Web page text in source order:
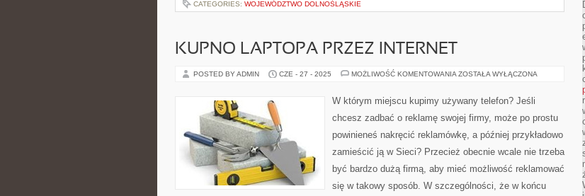
CATEGORIES: WOJEWÓDZTWO DOLNOŚLĄSKIE
KUPNO LAPTOPA PRZEZ INTERNET
POSTED BY ADMIN CZE - 27 - 2025 MOŻLIWOŚĆ KOMENTOWANIA KUPNO
INTERNET
ZOSTAŁA WYŁĄCZONA
W którym miejscu kupimy używany telefon? Jeśli
chcesz zadbać o reklamę swojej firmy, może po prostu
powinieneś nakręcić reklamówkę, a później przykładowo
zamieścić ją w Sieci? Przecież obecnie wcale nie trzeba
być bardzo dużą firmą, aby mieć możliwość reklamować
się w takowy sposób. W szczególności, że w końcu